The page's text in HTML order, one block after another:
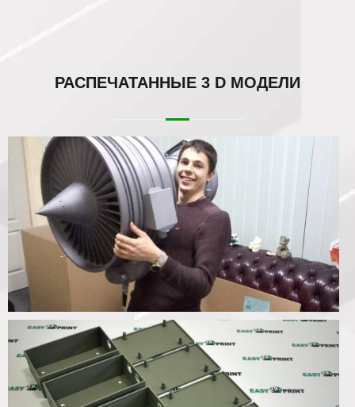
РАСПЕЧАТАННЫЕ 3 D МОДЕЛИ